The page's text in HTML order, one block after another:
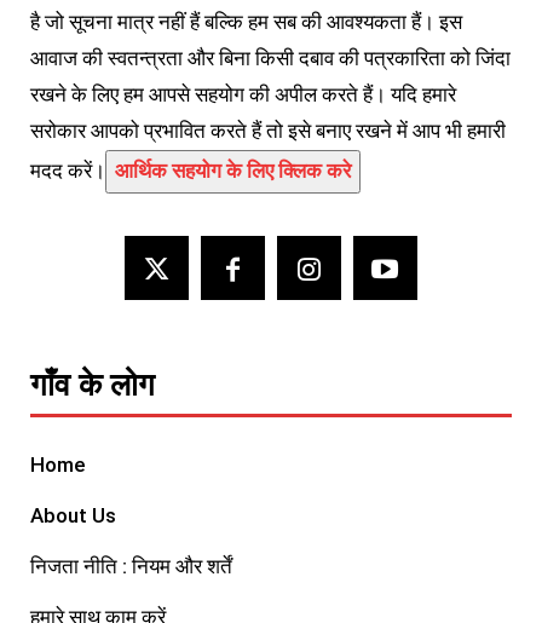
है जो सूचना मात्र नहीं हैं बल्कि हम सब की आवश्यकता हैं। इस
आवाज की स्वतन्त्रता और बिना किसी दबाव की पत्रकारिता को जिंदा
रखने के लिए हम आपसे सहयोग की अपील करते हैं। यदि हमारे
सरोकार आपको प्रभावित करते हैं तो इसे बनाए रखने में आप भी हमारी
मदद करें। आर्थिक सहयोग के लिए क्लिक करे
गाँव के लोग
Home
About Us
निजता नीति : नियम और शर्तें
हमारे साथ काम करें